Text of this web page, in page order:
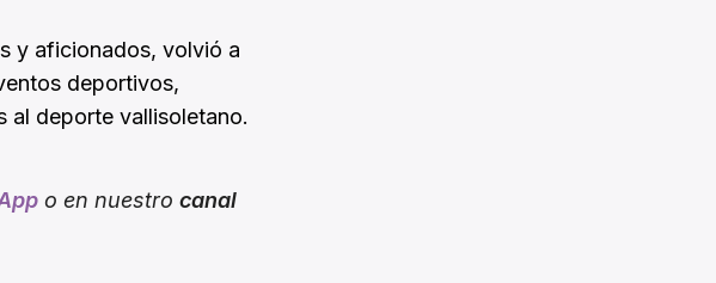
y aficionados, volvió a
deportivos,
al deporte vallisoletano.
o en nuestro canal